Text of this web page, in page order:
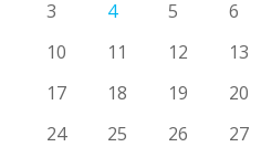
3
4 5 6
10
11 12 13
17
18 19 20
24
25 26 27